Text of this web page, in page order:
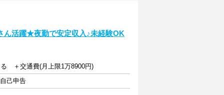
ん活躍★夜勤で安定収入♪未経験OK
＋交通費(月上限1万8900円)
己申告